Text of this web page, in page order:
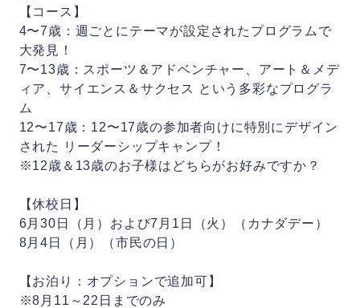
【コース】
4〜7歳：週ごとにテーマが設定されたプログラムで
大発見！
7〜13歳：スポーツ＆アドベンチャー、アート＆メデ
ィア、サイエンス＆サクセス という多彩なプログラ
ム
12〜17歳：12〜17歳の参加者向けに特別にデザイン
された リーダーシップキャンプ！
※12歳＆13歳のお子様はどちらがお好みですか？
【休校日】
6月30日（月）および7月1日（火）（カナダデー）
8月4日（月）（市民の日）
【お泊り：オプションで追加可】
※8月11～22日までのみ